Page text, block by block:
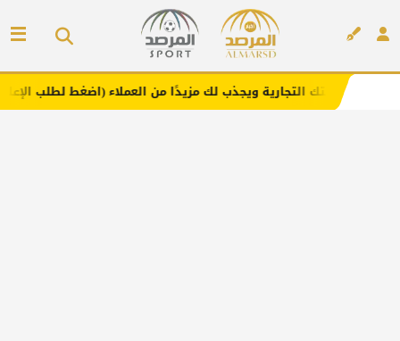
ويجذب لك مزيدًا من العملاء (اضغط لطلب الإعلان)